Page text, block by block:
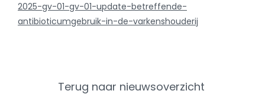
2025-gv-01-gv-01-update-betreffende-
antibioticumgebruik-in-de-varkenshouderij
Terug naar nieuwsoverzicht